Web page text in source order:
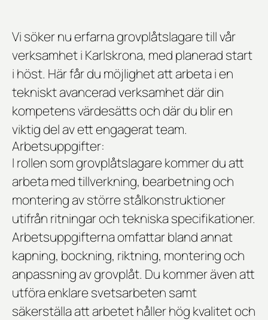
Vi söker nu erfarna grovplåtslagare till vår
verksamhet i Karlskrona, med planerad start
i höst. Här får du möjlighet att arbeta i en
tekniskt avancerad verksamhet där din
kompetens värdesätts och där du blir en
viktig del av ett engagerat team.
Arbetsuppgifter:
I rollen som grovplåtslagare kommer du att
arbeta med tillverkning, bearbetning och
montering av större stålkonstruktioner
utifrån ritningar och tekniska specifikationer.
Arbetsuppgifterna omfattar bland annat
kapning, bockning, riktning, montering och
anpassning av grovplåt. Du kommer även att
utföra enklare svetsarbeten samt
säkerställa att arbetet håller hög kvalitet och